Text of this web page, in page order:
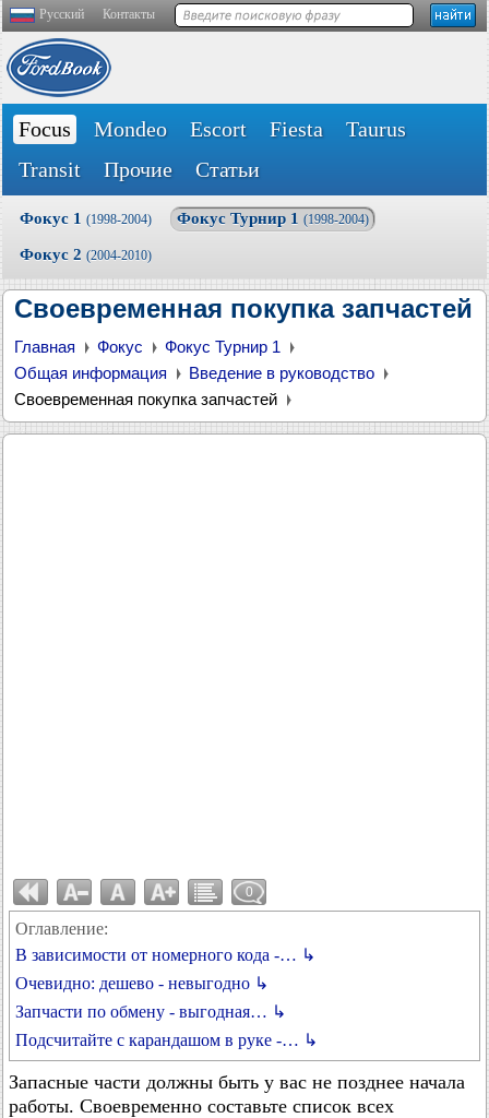
Русский Контакты
Focus Mondeo Escort Fiesta
Taurus
Transit
Прочие Статьи
Фокус 1 (1998-2004) Фокус Турнир 1 (1998-2004)
Фокус 2 (2004-2010)
Своевременная покупка запчастей
Главная Фокус
Фокус Турнир 1
Общая информация
Введение в руководство
Своевременная покупка запчастей
0
Оглавление:
В зависимости от номерного кода -… ↳
Очевидно: дешево - невыгодно ↳
Запчасти по обмену - выгодная… ↳
Подсчитайте с карандашом в руке -… ↳
Запасные части должны быть у вас не позднее начала
работы. Своевременно составьте список всех